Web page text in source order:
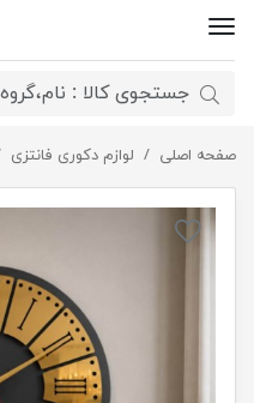
صفحه اصلی لوازم دکوری فانتزی
ساعت دیواری آرتمیس